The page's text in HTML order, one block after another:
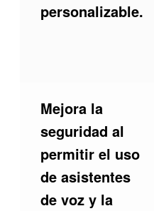
personalizable.
Mejora la
seguridad al
permitir el uso
de asistentes
de voz y la